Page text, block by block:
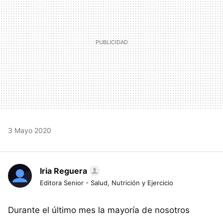
3 Mayo 2020
Iria Reguera
Editora Senior - Salud, Nutrición y Ejercicio
Durante el último mes la mayoría de nosotros